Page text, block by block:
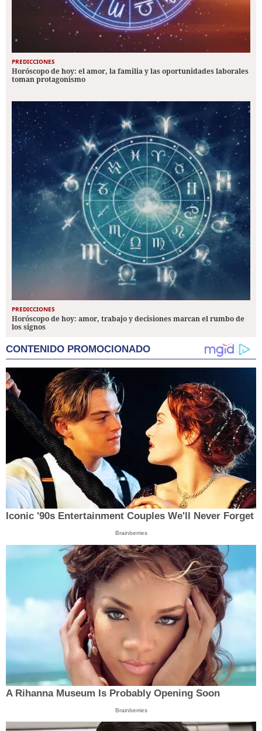
PREDICCIONES
Horóscopo de hoy: el amor, la familia y las oportunidades laborales
toman protagonismo
PREDICCIONES
Horóscopo de hoy: amor, trabajo y decisiones marcan el rumbo de
los signos
CONTENIDO PROMOCIONADO
Iconic '90s Entertainment Couples We'll Never Forget
Brainberries
A Rihanna Museum Is Probably Opening Soon
Brainberries